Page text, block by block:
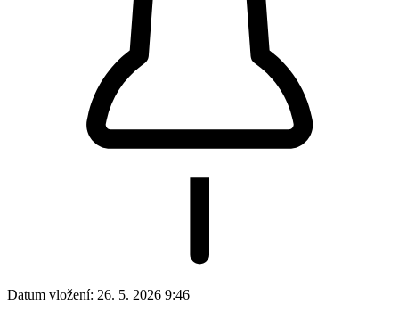
Datum vložení: 26. 5. 2026 9:46